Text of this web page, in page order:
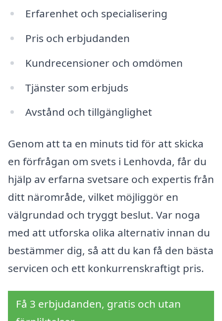
Erfarenhet och specialisering
Pris och erbjudanden
Kundrecensioner och omdömen
Tjänster som erbjuds
Avstånd och tillgänglighet
Genom att ta en minuts tid för att skicka
en förfrågan om svets i Lenhovda, får du
hjälp av erfarna svetsare och expertis från
ditt närområde, vilket möjliggör en
välgrundad och tryggt beslut. Var noga
med att utforska olika alternativ innan du
bestämmer dig, så att du kan få den bästa
servicen och ett konkurrenskraftigt pris.
Få 3 erbjudanden, gratis och utan